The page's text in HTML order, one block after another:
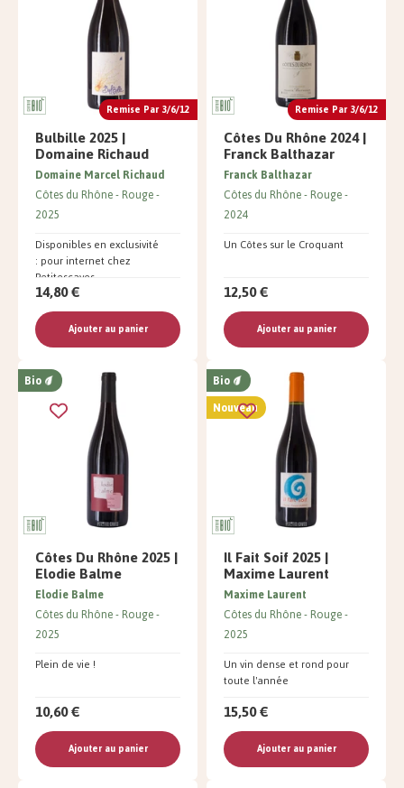
Remise Par 3/6/12
Bulbille 2025 |
Domaine Richaud
Disponibles en exclusivité
: pour internet chez
Petitescaves
Domaine Marcel Richaud
Côtes du Rhône Rouge
2025
14,80 €
Ajouter au panier
Remise Par 3/6/12
Côtes Du Rhône 2024 |
Franck Balthazar
Un Côtes sur le Croquant
Franck Balthazar
Côtes du Rhône Rouge
2024
12,50 €
Ajouter au panier
Bio
Côtes Du Rhône 2025 |
Elodie Balme
Plein de vie !
Elodie Balme
Côtes du Rhône Rouge
2025
10,60 €
Ajouter au panier
Bio
Nouveau
Il Fait Soif 2025 |
Maxime Laurent
Un vin dense et rond pour
toute l'année
Maxime Laurent
Côtes du Rhône Rouge
2025
15,50 €
Ajouter au panier